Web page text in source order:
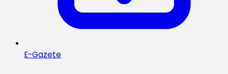
E-Gazete